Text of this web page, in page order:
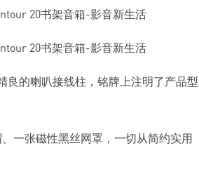
良的喇叭接线柱，铭牌上注明了产品型
一张磁性黑丝网罩，一切从简约实用